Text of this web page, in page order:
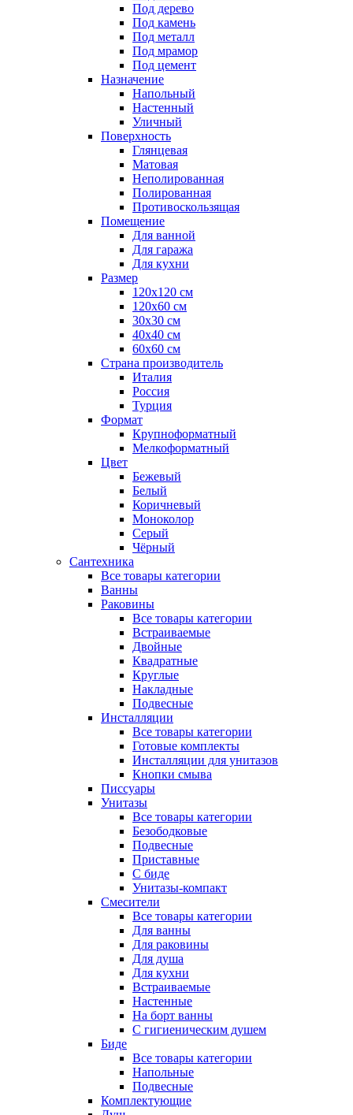
Под дерево
Под камень
Под металл
Под мрамор
Под цемент
Назначение
Напольный
Настенный
Уличный
Поверхность
Глянцевая
Матовая
Неполированная
Полированная
Противоскользящая
Помещение
Для ванной
Для гаража
Для кухни
Размер
120x120 см
120x60 см
30x30 см
40x40 см
60x60 см
Страна производитель
Италия
Россия
Турция
Формат
Крупноформатный
Мелкоформатный
Цвет
Бежевый
Белый
Коричневый
Моноколор
Серый
Чёрный
Сантехника
Все товары категории
Ванны
Раковины
Все товары категории
Встраиваемые
Двойные
Квадратные
Круглые
Накладные
Подвесные
Инсталляции
Все товары категории
Готовые комплекты
Инсталляции для унитазов
Кнопки смыва
Писсуары
Унитазы
Все товары категории
Безободковые
Подвесные
Приставные
С биде
Унитазы-компакт
Смесители
Все товары категории
Для ванны
Для раковины
Для душа
Для кухни
Встраиваемые
Настенные
На борт ванны
С гигиеническим душем
Биде
Все товары категории
Напольные
Подвесные
Комплектующие